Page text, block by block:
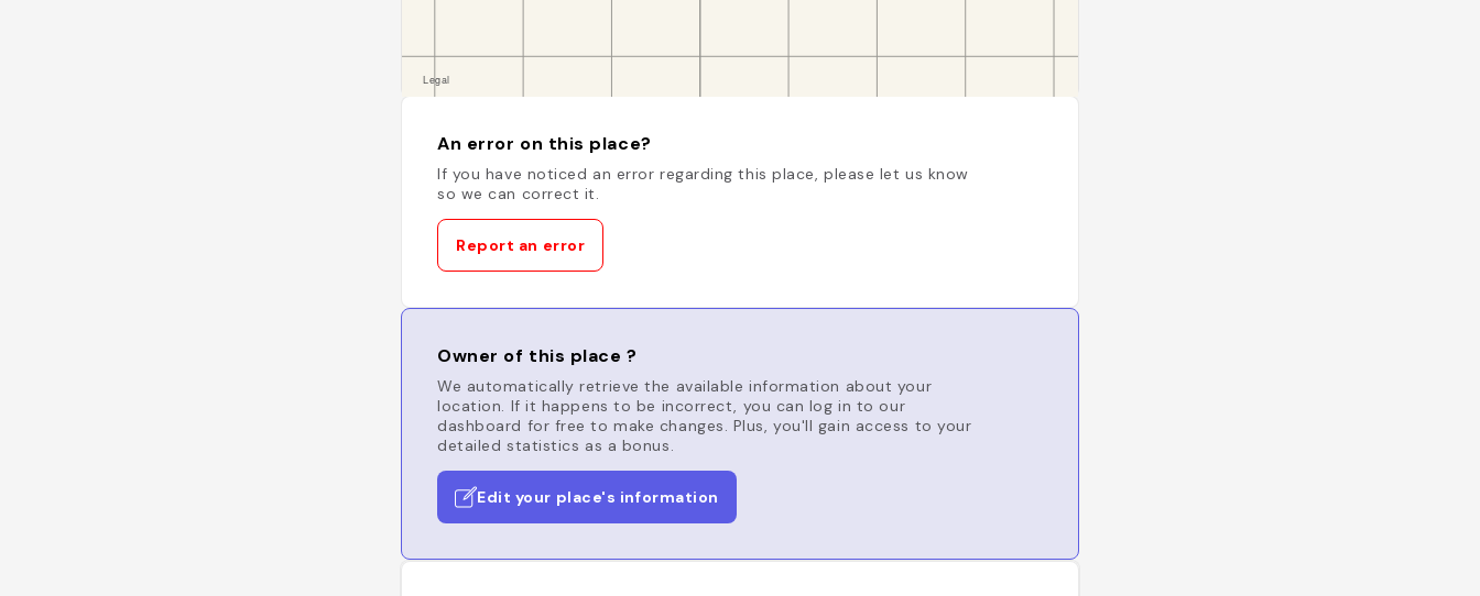
An error on this place?
If you have noticed an error regarding this place, please let us know
so we can correct it.
Report an error
Owner of this place ?
We automatically retrieve the available information about your
location. If it happens to be incorrect, you can log in to our
dashboard for free to make changes. Plus, you'll gain access to your
detailed statistics as a bonus.
Edit your place's information